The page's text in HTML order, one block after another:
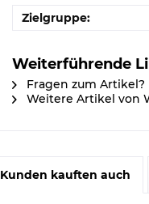
Zielgruppe:
Weiterführende
Fragen zum Artikel?
Weitere Artikel von
Kunden kauften auch